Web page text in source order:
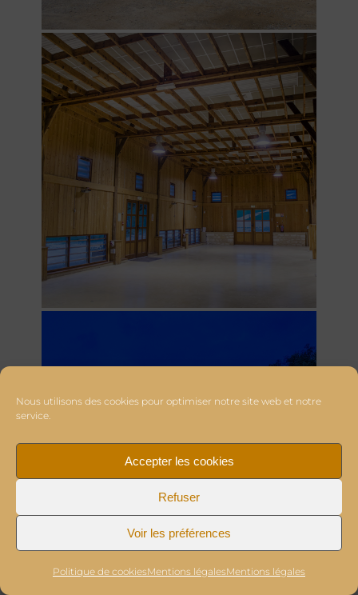
Nous utilisons des cookies pour optimiser notre site web et notre
service.
Accepter les cookies
Refuser
Voir les préférences
Politique de cookiesMentions légalesMentions légales